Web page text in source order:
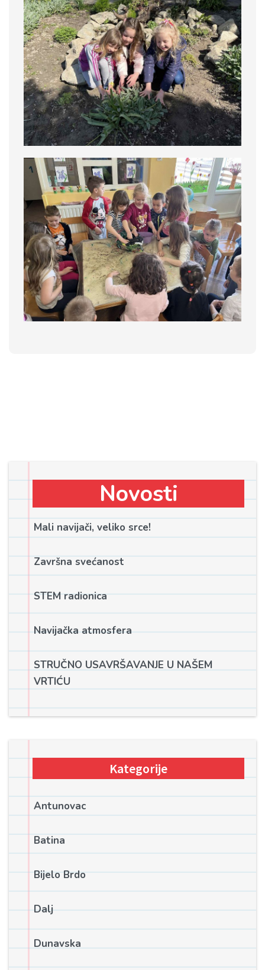
Novosti
Mali navijači, veliko srce!
Završna svećanost
STEM radionica
Navijačka atmosfera
STRUČNO USAVRŠAVANJE U NAŠEM
VRTIĆU
Kategorije
Antunovac
Batina
Bijelo Brdo
Dalj
Dunavska